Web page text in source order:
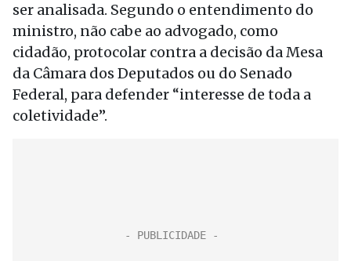
ser analisada. Segundo o entendimento do
ministro, não cabe ao advogado, como
cidadão, protocolar contra a decisão da Mesa
da Câmara dos Deputados ou do Senado
Federal, para defender “interesse de toda a
coletividade”.